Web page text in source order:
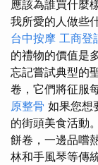
應該為誰買什麼
我所愛的人做些
台中按摩 工商登
的禮物的價值是
忘記嘗試典型的
卷，它們將征服
原整骨 如果您想
的街頭美食活動。
餅卷，一邊品嚐
林和手風琴等傳